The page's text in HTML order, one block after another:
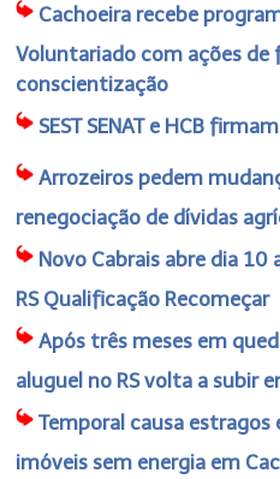
Cachoeira recebe
Voluntariado com ações de
conscientização
SEST SENAT e HCB
Arrozeiros pedem
renegociação de dívidas
Novo Cabrais abre dia 10
RS Qualificação Recomeçar
Após três meses em
aluguel no RS volta a subir
Temporal causa estragos
imóveis sem energia em